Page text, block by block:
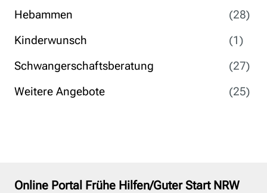
Hebammen
(28)
Kinderwunsch
(1)
Schwangerschaftsberatung
(27)
Weitere Angebote
(25)
Online Portal Frühe Hilfen/Guter Start NRW